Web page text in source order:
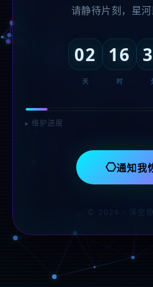
请静待片刻，星河
02
天
16
时
▸ 维护进度
⎔通知我
© 2026 · 深空